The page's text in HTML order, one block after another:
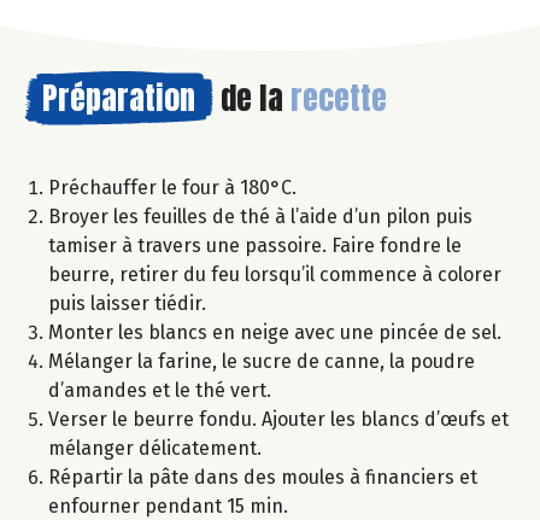
Préparation de la recette
Préchauffer le four à 180°C.
Broyer les feuilles de thé à l’aide d’un pilon puis
tamiser à travers une passoire. Faire fondre le
beurre, retirer du feu lorsqu’il commence à colorer
puis laisser tiédir.
Monter les blancs en neige avec une pincée de sel.
Mélanger la farine, le sucre de canne, la poudre
d’amandes et le thé vert.
Verser le beurre fondu. Ajouter les blancs d’œufs et
mélanger délicatement.
Répartir la pâte dans des moules à financiers et
enfourner pendant 15 min.